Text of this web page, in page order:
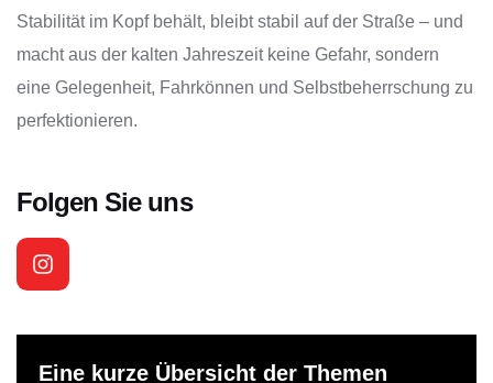
Stabilität im Kopf behält, bleibt stabil auf der Straße – und
macht aus der kalten Jahreszeit keine Gefahr, sondern
eine Gelegenheit, Fahrkönnen und Selbstbeherrschung zu
perfektionieren.
Folgen Sie uns
Eine kurze Übersicht der Themen